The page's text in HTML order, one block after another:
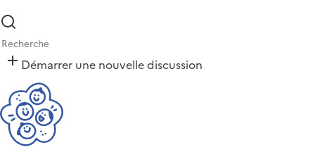
Démarrer une nouvelle discussion